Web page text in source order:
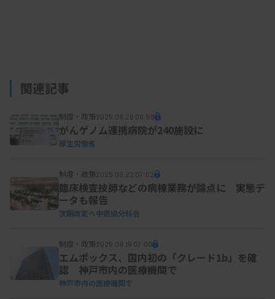
関連記事
制度・政策2025.09.26 06:59
がんゲノム連携病院が240施設に
厚生労働省
制度・政策2025.09.22 07:02
臨床検査技師などの病棟業務が論点に 実態デ
ータも報告
次期改定へ中医協分科会
制度・政策2025.09.19 07:00
エムポックス、国内初の「クレード1b」を確
認 神戸市内の医療機関で
神戸市内の医療機関で